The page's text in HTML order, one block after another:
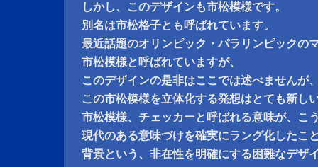
しかし、このデザインも市松模様です。
別名は市松格子とも呼ばれています。
最近話題のオリンピック・パラリンピックの
市松模様と呼ばれていますが、
このデザインの是非はここでは述べませんが
この市松模様を立体化する発想はとても新し
市松模様、チェッカーと呼ばれる意味が、こ
現代のある意味づけを確実にラング化したこ
背景という、非在性を明確にする困難なデザ